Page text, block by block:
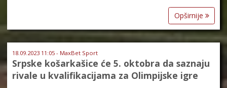
Opširnije
18.09.2023 11:05 - MaxBet Sport
Srpske košarkašice će 5. oktobra da saznaju
rivale u kvalifikacijama za Olimpijske igre